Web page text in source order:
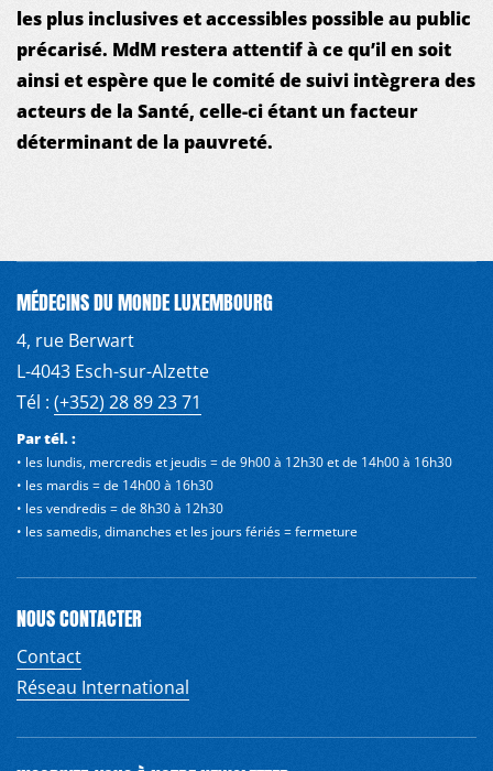
les plus inclusives et accessibles possible au public
précarisé. MdM restera attentif à ce qu’il en soit
ainsi et espère que le comité de suivi intègrera des
acteurs de la Santé, celle-ci étant un facteur
déterminant de la pauvreté.
MÉDECINS DU MONDE LUXEMBOURG
4, rue Berwart
L-4043 Esch-sur-Alzette
Tél : (+352) 28 89 23 71
Par tél. :
• les lundis, mercredis et jeudis = de 9h00 à 12h30 et de 14h00 à 16h30
• les mardis = de 14h00 à 16h30
• les vendredis = de 8h30 à 12h30
• les samedis, dimanches et les jours fériés = fermeture
NOUS CONTACTER
Contact
Réseau International